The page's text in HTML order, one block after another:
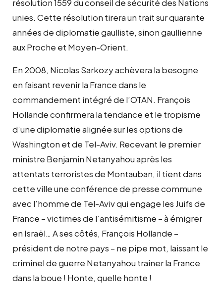
résolution 1559 du conseil de sécurité des Nations
unies. Cette résolution tirera un trait sur quarante
années de diplomatie gaulliste, sinon gaullienne
aux Proche et Moyen-Orient.
En 2008, Nicolas Sarkozy achèvera la besogne
en faisant revenir la France dans le
commandement intégré de l’OTAN. François
Hollande confirmera la tendance et le tropisme
d’une diplomatie alignée sur les options de
Washington et de Tel-Aviv. Recevant le premier
ministre Benjamin Netanyahou après les
attentats terroristes de Montauban, il tient dans
cette ville une conférence de presse commune
avec l’homme de Tel-Aviv qui engage les Juifs de
France – victimes de l’antisémitisme – à émigrer
en Israël… A ses côtés, François Hollande –
président de notre pays – ne pipe mot, laissant le
criminel de guerre Netanyahou trainer la France
dans la boue ! Honte, quelle honte !